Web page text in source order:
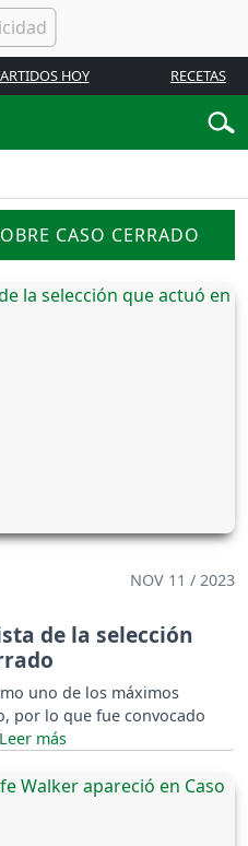
HOY RECETAS
CASO CERRADO
NOV 11 / 2023
de la selección
uno de los máximos
por lo que fue convocado